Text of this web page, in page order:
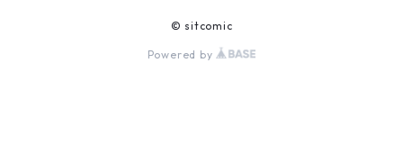
© sitcomic
Powered by